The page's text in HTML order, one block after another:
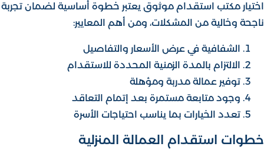
اختيار مكتب استقدام موثوق يعتبر خطوة أساسية لضمان تجربة
ناجحة وخالية من المشكلات، ومن أهم المعايير:
الشفافية في عرض الأسعار والتفاصيل
الالتزام بالمدة الزمنية المحددة للاستقدام
توفير عمالة مدربة ومؤهلة
وجود متابعة مستمرة بعد إتمام التعاقد
تعدد الخيارات بما يناسب احتياجات الأسرة
خطوات استقدام العمالة المنزلية